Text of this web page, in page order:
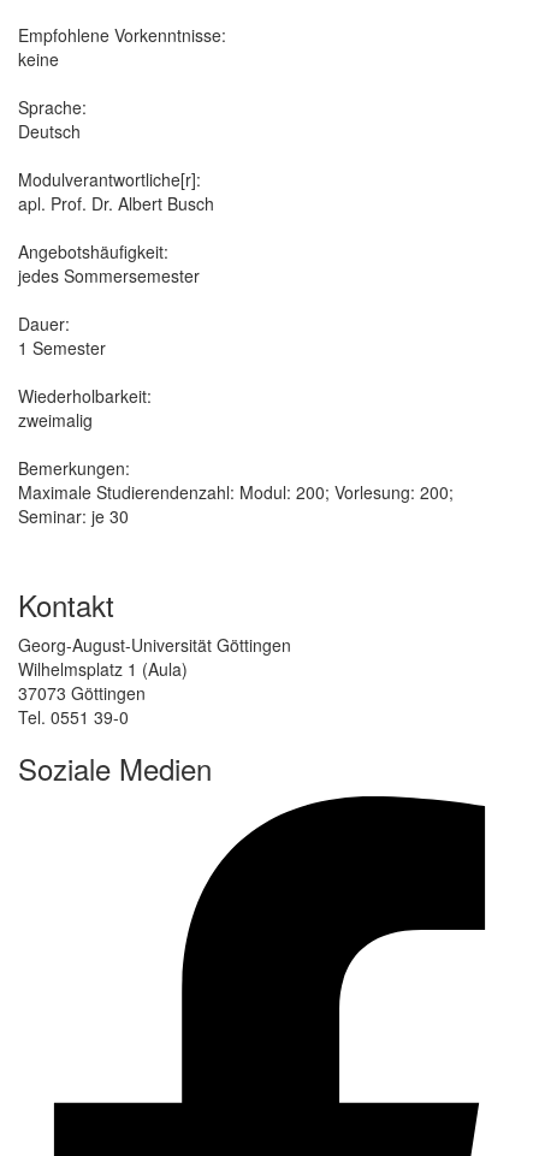
Empfohlene Vorkenntnisse:
keine
Sprache:
Deutsch
Modulverantwortliche[r]:
apl. Prof. Dr. Albert Busch
Angebotshäufigkeit:
jedes Sommersemester
Dauer:
1 Semester
Wiederholbarkeit:
zweimalig
Bemerkungen:
Maximale Studierendenzahl: Modul: 200; Vorlesung: 200;
Seminar: je 30
Kontakt
Georg-August-Universität Göttingen
Wilhelmsplatz 1 (Aula)
37073 Göttingen
Tel. 0551 39-0
Soziale Medien